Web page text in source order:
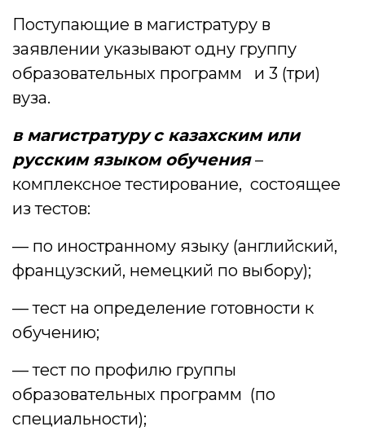
Поступающие в магистратуру в
заявлении указывают одну группу
образовательных программ и 3 (три)
вуза.
в магистратуру с казахским или
русским языком обучения–
комплексное тестирование, состоящее
из тестов:
— по иностранному языку (английский,
французский, немецкий по выбору);
— тест на определение готовности к
обучению;
— тест по профилю группы
образовательных программ (по
специальности);